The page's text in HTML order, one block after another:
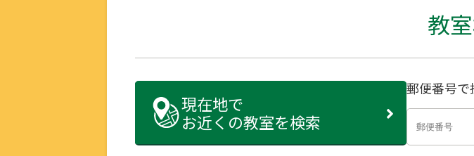
教
現在地で
お近くの教室を検索
郵便番号で